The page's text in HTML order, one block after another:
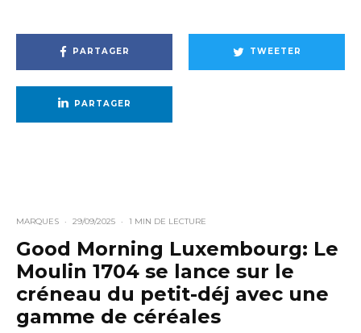
PARTAGER TWEETER
PARTAGER
MARQUES · 29/09/2025 · 1 MIN DE LECTURE
Good Morning Luxembourg: Le
Moulin 1704 se lance sur le
créneau du petit-déj avec une
gamme de céréales